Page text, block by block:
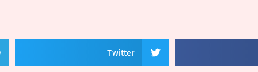
Twitter